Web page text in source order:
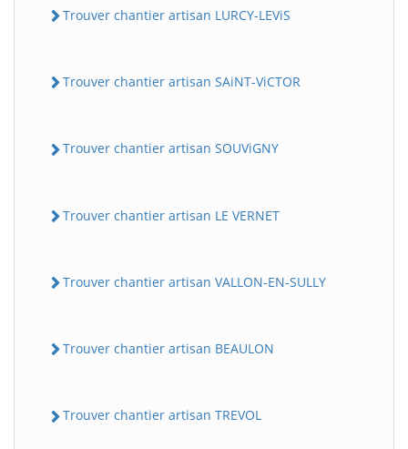
Trouver chantier artisan LURCY-LEViS
Trouver chantier artisan SAiNT-ViCTOR
Trouver chantier artisan SOUViGNY
Trouver chantier artisan LE VERNET
Trouver chantier artisan VALLON-EN-SULLY
Trouver chantier artisan BEAULON
Trouver chantier artisan TREVOL